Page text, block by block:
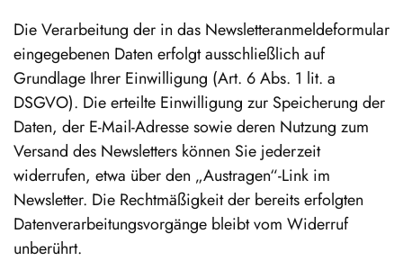
Die Verarbeitung der in das Newsletteranmeldeformular
eingegebenen Daten erfolgt ausschließlich auf
Grundlage Ihrer Einwilligung (Art. 6 Abs. 1 lit. a
DSGVO). Die erteilte Einwilligung zur Speicherung der
Daten, der E-Mail-Adresse sowie deren Nutzung zum
Versand des Newsletters können Sie jederzeit
widerrufen, etwa über den „Austragen“-Link im
Newsletter. Die Rechtmäßigkeit der bereits erfolgten
Datenverarbeitungsvorgänge bleibt vom Widerruf
unberührt.